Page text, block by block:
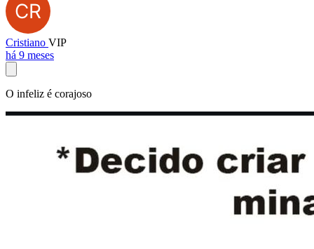
Cristiano VIP
há 9 meses
O infeliz é corajoso